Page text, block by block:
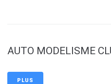
AUTO MODELISME
PLUS